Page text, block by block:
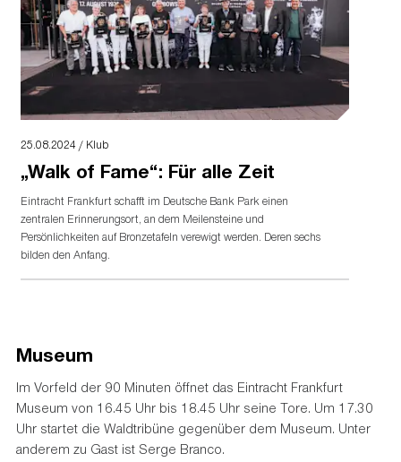
25.08.2024 / Klub
„Walk of Fame“: Für alle Zeit
Eintracht Frankfurt schafft im Deutsche Bank Park einen
zentralen Erinnerungsort, an dem Meilensteine und
Persönlichkeiten auf Bronzetafeln verewigt werden. Deren sechs
bilden den Anfang.
Museum
Im Vorfeld der 90 Minuten öffnet das Eintracht Frankfurt
Museum von 16.45 Uhr bis 18.45 Uhr seine Tore. Um 17.30
Uhr startet die Waldtribüne gegenüber dem Museum. Unter
anderem zu Gast ist Serge Branco.